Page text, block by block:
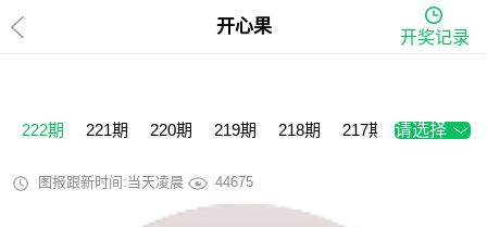
开心果
开奖记录
222期 221期 220期 219期 218期 217期 216期
请选择
图报跟新时间:当天凌晨 44675